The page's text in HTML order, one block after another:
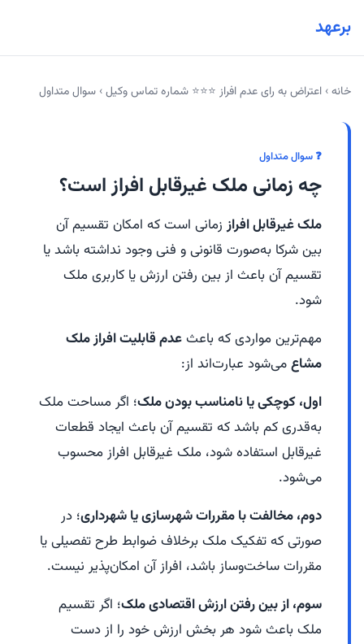
برعهد
خانه› اعتراض به رای عدم افراز ⭐⭐⭐ شماره تماس وکیل› سوال متداول
❓ سوال متداول
چه زمانی ملک غیرقابل افراز است؟
ملک غیرقابل افراززمانی است که امکان تقسیم آن
بین شرکا به‌صورت قانونی و فنی وجود نداشته باشد یا
تقسیم آن باعث از بین رفتن ارزش یا کاربری ملک
شود.
مهم‌ترین مواردی که باعثعدم قابلیت افراز ملک
مشاعمی‌شود عبارت‌اند از:
اول، کوچکی یا نامناسب بودن ملک؛ اگر مساحت ملک
به‌قدری کم باشد که تقسیم آن باعث ایجاد قطعات
غیرقابل استفاده شود، ملک غیرقابل افراز محسوب
می‌شود.
دوم، مخالفت با مقررات شهرسازی یا شهرداری؛ در
صورتی که تفکیک ملک برخلاف ضوابط طرح تفصیلی یا
مقررات ساخت‌وساز باشد، افراز آن امکان‌پذیر نیست.
سوم، از بین رفتن ارزش اقتصادی ملک؛ اگر تقسیم
ملک باعث شود هر بخش ارزش خود را از دست